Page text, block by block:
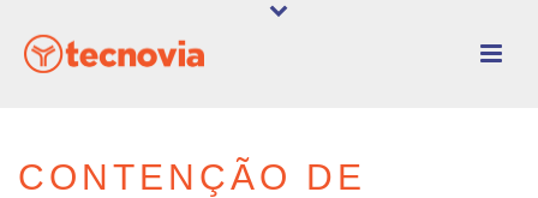
CONTENÇÃO DE